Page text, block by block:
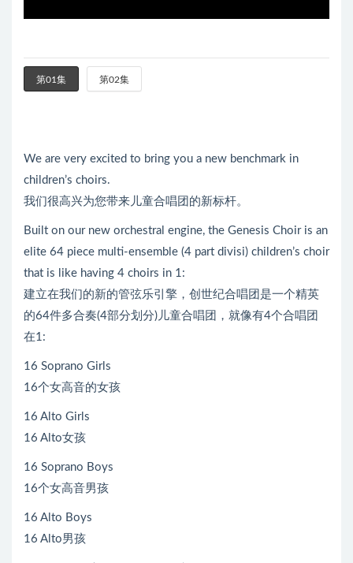
第01集 第02集
We are very excited to bring you a new benchmark in
children’s choirs.
我们很高兴为您带来儿童合唱团的新标杆。
Built on our new orchestral engine, the Genesis Choir is an
elite 64 piece multi-ensemble (4 part divisi) children’s choir
that is like having 4 choirs in 1:
建立在我们的新的管弦乐引擎，创世纪合唱团是一个精英
的64件多合奏(4部分划分)儿童合唱团，就像有4个合唱团
在1:
16 Soprano Girls
16个女高音的女孩
16 Alto Girls
16 Alto女孩
16 Soprano Boys
16个女高音男孩
16 Alto Boys
16 Alto男孩